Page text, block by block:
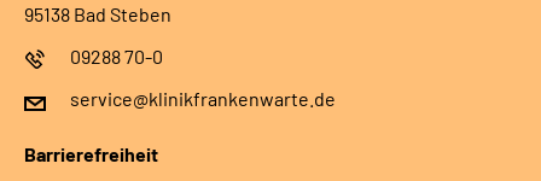
95138 Bad Steben
09288 70-0
service@klinikfrankenwarte.de
Barrierefreiheit